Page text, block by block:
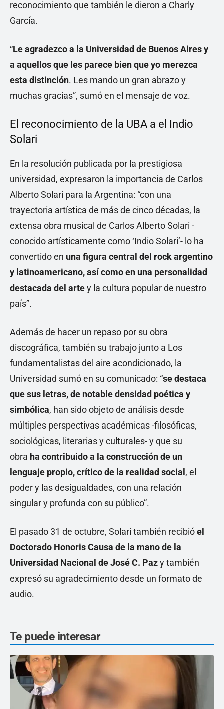
reconocimiento que también le dieron a Charly
García.
“Le agradezco a la Universidad de Buenos Aires y
a aquellos que les parece bien que yo merezca
esta distinción. Les mando un gran abrazo y
muchas gracias”, sumó en el mensaje de voz.
El reconocimiento de la UBA a el Indio
Solari
En la resolución publicada por la prestigiosa
universidad, expresaron la importancia de Carlos
Alberto Solari para la Argentina: “con una
trayectoria artística de más de cinco décadas, la
extensa obra musical de Carlos Alberto Solari -
conocido artísticamente como ‘Indio Solari’- lo ha
convertido en una figura central del rock argentino
y latinoamericano, así como en una personalidad
destacada del artey la cultura popular de nuestro
país”.
Además de hacer un repaso por su obra
discográfica, también su trabajo junto a Los
fundamentalistas del aire acondicionado, la
Universidad sumó en su comunicado: “se destaca
que sus letras, de notable densidad poética y
simbólica, han sido objeto de análisis desde
múltiples perspectivas académicas -filosóficas,
sociológicas, literarias y culturales- y que su
obra ha contribuido a la construcción de un
lenguaje propio, crítico de la realidad social , el
poder y las desigualdades, con una relación
singular y profunda con su público”.
El pasado 31 de octubre, Solari también recibióel
Doctorado Honoris Causa de la mano de la
Universidad Nacional de José C. Pazy también
expresó su agradecimiento desde un formato de
audio.
Te puede interesar